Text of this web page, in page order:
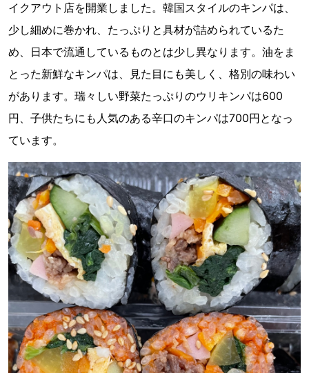
イクアウト店を開業しました。韓国スタイルのキンパは、
少し細めに巻かれ、たっぷりと具材が詰められているた
め、日本で流通しているものとは少し異なります。油をま
とった新鮮なキンパは、見た目にも美しく、格別の味わい
があります。瑞々しい野菜たっぷりのウリキンパは600
円、子供たちにも人気のある辛口のキンパは700円となっ
ています。